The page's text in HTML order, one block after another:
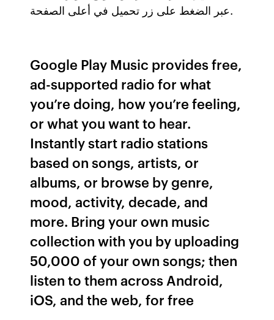
عبر الضغط على زر تحميل في أعلى الصفحة.
Google Play Music provides free,
ad-supported radio for what
you’re doing, how you’re feeling,
or what you want to hear.
Instantly start radio stations
based on songs, artists, or
albums, or browse by genre,
mood, activity, decade, and
more. Bring your own music
collection with you by uploading
50,000 of your own songs; then
listen to them across Android,
iOS, and the web, for free